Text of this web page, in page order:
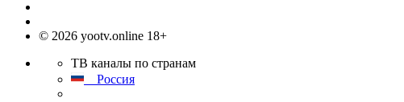
© 2026 yootv.online 18+
ТВ каналы по странам
Россия